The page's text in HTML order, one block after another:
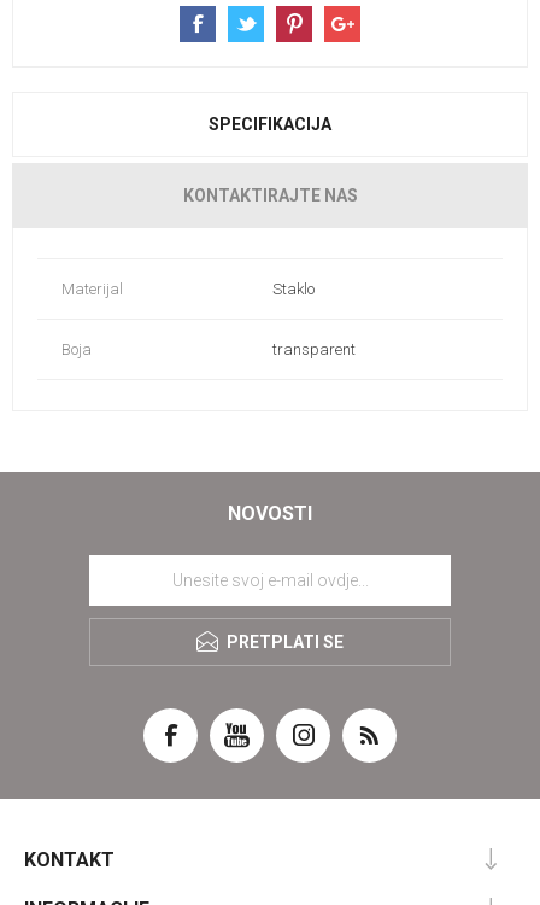
SPECIFIKACIJA
KONTAKTIRAJTE NAS
Materijal Staklo
Boja transparent
NOVOSTI
PRETPLATI SE
KONTAKT